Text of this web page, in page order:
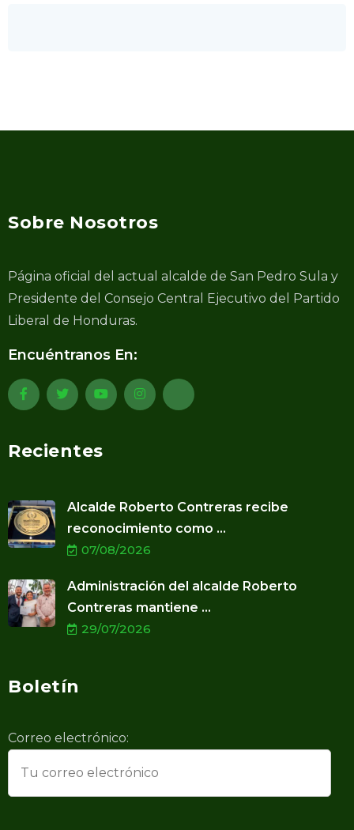
Sobre Nosotros
Página oficial del actual alcalde de San Pedro Sula y
Presidente del Consejo Central Ejecutivo del Partido
Liberal de Honduras.
Encuéntranos En:
Recientes
Alcalde Roberto Contreras recibe
reconocimiento como ...
07/08/2026
Administración del alcalde Roberto
Contreras mantiene ...
29/07/2026
Boletín
Correo electrónico: